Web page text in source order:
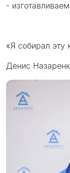
-
«Я собирал эту
Денис